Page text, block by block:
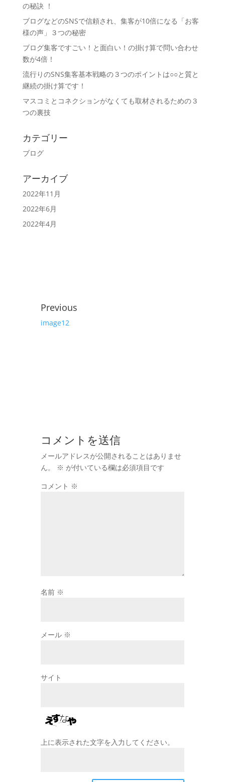
の秘訣 ！
ブログなどのSNSで信頼され、集客が10倍になる「お客
様の声」３つの秘密
ブログ集客ですごい！と面白い！の掛け算で問い合わせ
数が4倍！
流行りのSNS集客基本戦略の３つのポイントは○○と質と
継続の掛け算です！
マスコミとコネクションがなくても取材されるための３
つの裏技
カテゴリー
ブログ
アーカイブ
2022年11月
2022年6月
2022年4月
Previous
image12
コメントを送信
メールアドレスが公開されることはありませ
ん。
※ が付いている欄は必須項目です
コメント ※
名前 ※
メール ※
サイト
上に表示された文字を入力してください。